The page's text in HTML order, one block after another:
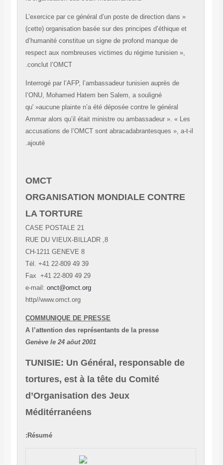
« L’exercice par ce général d’un poste de direction dans
(cette) organisation basée sur des principes d’éthique
d’humanité constitue un signe de profond manque de
respect aux nombreuses victimes du régime tunisien »,
conclut l’OMCT.
Interrogé par l’AFP, l’ambassadeur tunisien auprès de
l’ONU, Mohamed Hatem ben Salem, a souligné
qu' »aucune plainte n’a été déposée contre le général
Ammar alors qu’il était ministre ou ambassadeur ». «
accusations de l’OMCT sont abracadabrantesques »,
ORGANISATION MONDIALE CONTRE
LA TORTURE
CASE POSTALE 21
CH-1211 GENEVE 8
Tél. +41 22-809 49 39
Fax +41 22-809 49 29
e-mail:onct@omct.org
http//www.omct.org
COMMUNIQUE DE PRESSE
A l’attention des représentants de la presse
Genève le 24 aôut 2001
TUNISIE: Un Général, responsable de
tortures, est à la tête du Comité
d’Organisation des Jeux
Méditérranéens